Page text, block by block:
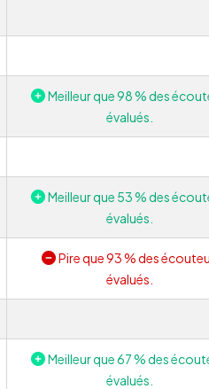
Meilleur que 98 % des
évalués.
Meilleur que 53 % des
évalués.
Pire que 93 % des
évalués.
Meilleur que 67 % des
évalués.